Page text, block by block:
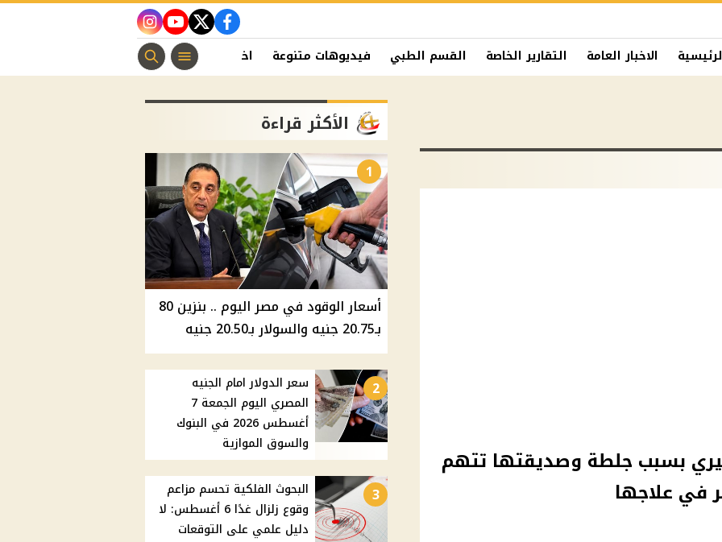
facebook
twitter
youtube
instagram
الاخبار العامة التقارير الخاصة القسم الطبي فيديوهات متنوعة اخبار الفن منوعات مسيحية
بسبب جلطة وصديقتها تتهم
في علاجها
الأكثر قراءة
1
أسعار الوقود في مصر اليوم .. بنزين 80
بـ20.75 جنيه والسولار بـ20.50 جنيه
2
سعر الدولار امام الجنيه
المصري اليوم الجمعة 7
أغسطس 2026 في البنوك
والسوق الموازية
3
البحوث الفلكية تحسم مزاعم
وقوع زلزال غدًا 6 أغسطس: لا
دليل علمي على التوقعات